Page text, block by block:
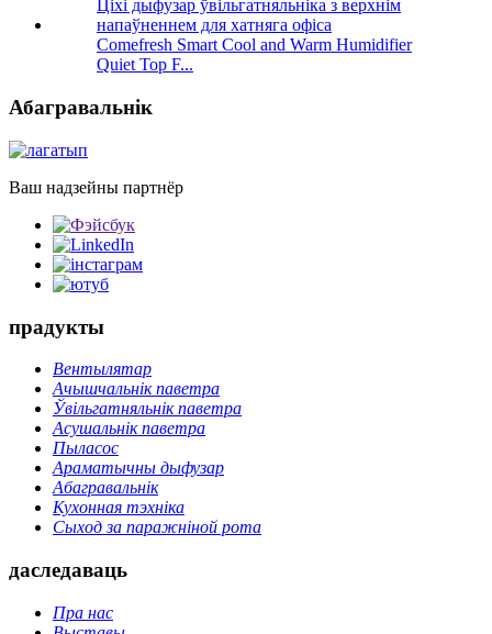
Comefresh Smart Cool and Warm Humidifier
Quiet Top F...
Абагравальнік
Ваш надзейны партнёр
прадукты
Вентылятар
Ачышчальнік паветра
Ўвільгатняльнік паветра
Асушальнік паветра
Пыласос
Араматычны дыфузар
Абагравальнік
Кухонная тэхніка
Сыход за паражніной рота
даследаваць
Пра нас